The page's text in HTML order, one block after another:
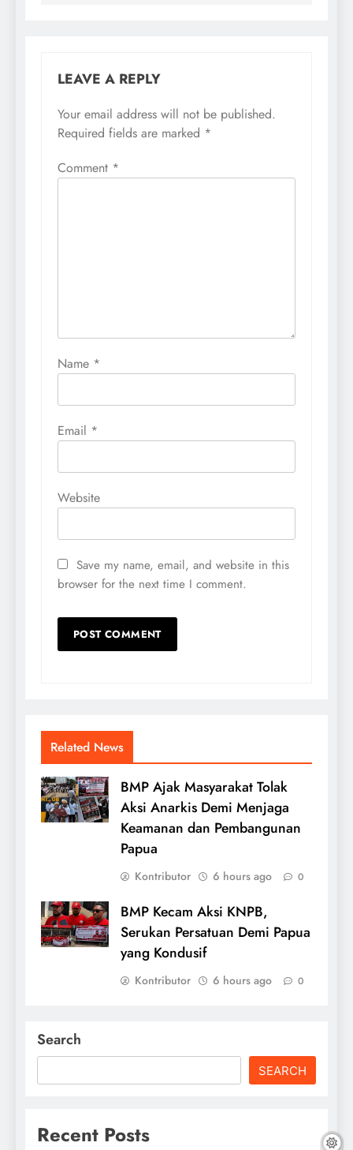
LEAVE A REPLY
Your email address will not be published.
Required fields are marked *
Comment *
Name *
Email *
Website
Save my name, email, and website in this
browser for the next time I comment.
Related News
BMP Ajak Masyarakat Tolak
Aksi Anarkis Demi Menjaga
Keamanan dan Pembangunan
Papua
Kontributor 6 hours ago 0
BMP Kecam Aksi KNPB,
Serukan Persatuan Demi Papua
yang Kondusif
Kontributor 6 hours ago 0
Search
SEARCH
Recent Posts